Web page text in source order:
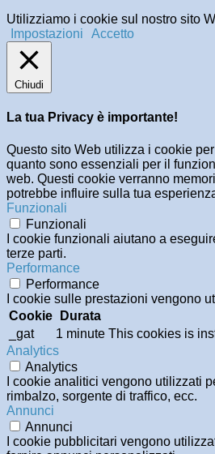
Utilizziamo i cookie sul nostro sito
Impostazioni
Accetto
Chiudi
La tua Privacy è importante!
Questo sito Web utilizza i cookie
quanto sono essenziali per il
web. Questi cookie verranno
potrebbe influire sulla tua
Funzionali
Funzionali
I cookie funzionali aiutano a
terze parti.
Performance
Performance
I cookie sulle prestazioni vengono
Cookie
Durata
_gat
1 minute This cookies is
Analytics
Analytics
I cookie analitici vengono utilizzati
rimbalzo, sorgente di traffico, ecc.
Annunci
Annunci
I cookie pubblicitari vengono